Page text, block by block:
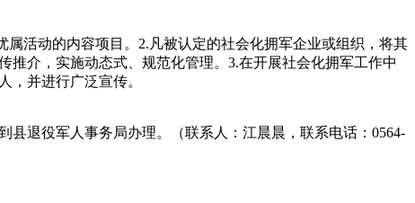
活动的内容项目。2.凡被认定的社会化拥军企业或组织，将其
介，实施动态式、规范化管理。3.在开展社会化拥军工作中
，并进行广泛宣传。
退役军人事务局办理。（联系人：江晨晨，联系电话：0564-